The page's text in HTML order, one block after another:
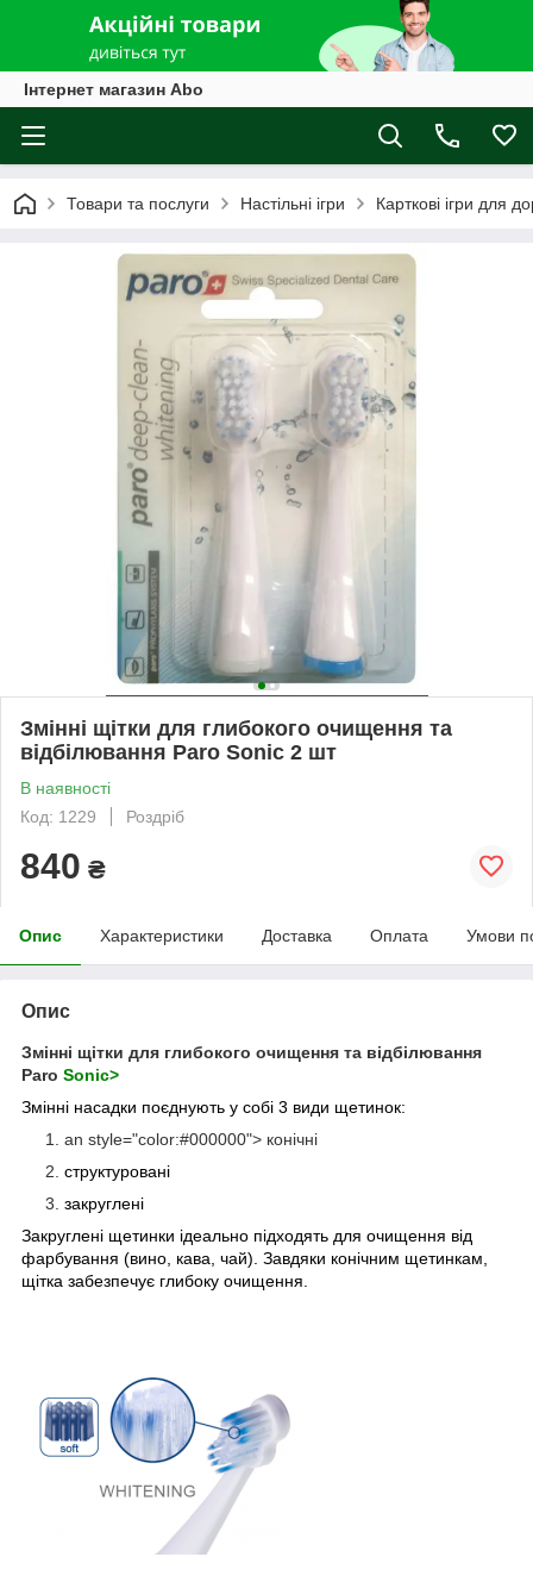
Інтернет магазин Abo
Товари та послуги Настільні ігри Карткові ігри для
Змінні щітки для глибокого очищення та
відбілювання Paro Sonic 2 шт
В наявності
Код: 1229
Роздріб
840 ₴
Опис Характеристики Доставка Оплата Умови
Опис
Змінні щітки для глибокого очищення та відбілювання
Paro Sonic>
Змінні насадки поєднують у собі 3 види щетинок:
an style="color:#000000"> конічні
структуровані
закруглені
Закруглені щетинки ідеально підходять для очищення від
фарбування (вино, кава, чай). Завдяки конічним щетинкам,
щітка забезпечує глибоку очищення.